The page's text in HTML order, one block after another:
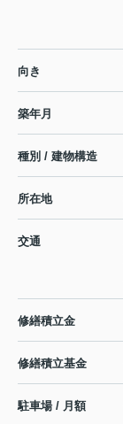
向き
築年月
種別 / 建物構造
所在地
交通
修繕積立金
修繕積立基金
駐車場 / 月額